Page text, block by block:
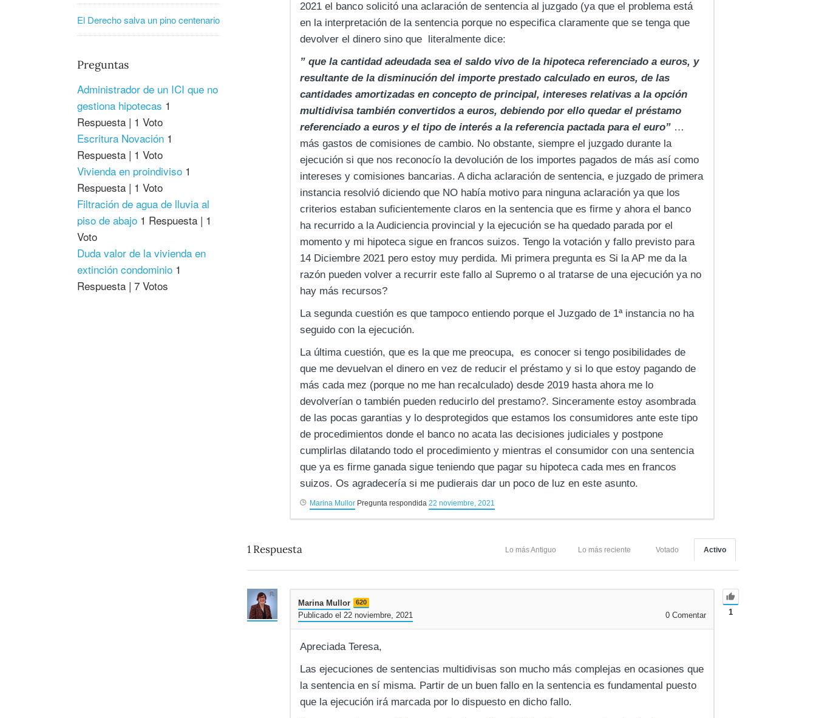
2021 el banco solicitó una aclaración de sentencia al juzgado (ya que el problema está
en la interpretación de la sentencia porque no especifica claramente que se tenga que
devolver el dinero sino que literalmente dice:
” que la cantidad adeudada sea el saldo vivo de la hipoteca referenciado a euros, y
resultante de la disminución del importe prestado calculado en euros, de las
cantidades amortizadas en concepto de principal, intereses relativas a la opción
multidivisa también convertidos a euros, debiendo por ello quedar el préstamo
referenciado a euros y el tipo de interés a la referencia pactada para el euro” …
más gastos de comisiones de cambio. No obstante, siempre el juzgado durante la
ejecución si que nos reconocío la devolución de los importes pagados de más así como
intereses y comisiones bancarias. A dicha aclaración de sentencia, e juzgado de primera
instancia resolvió diciendo que NO había motivo para ninguna aclaración ya que los
criterios estaban suficientemente claros en la sentencia que es firme y ahora el banco
ha recurrido a la Audiciencia provincial y la ejecución se ha quedado parada por el
momento y mi hipoteca sigue en francos suizos. Tengo la votación y fallo previsto para
14 Diciembre 2021 pero estoy muy perdida. Mi primera pregunta es Si la AP me da la
razón pueden volver a recurrir este fallo al Supremo o al tratarse de una ejecución ya no
hay más recursos?
La segunda cuestión es que tampoco entiendo porque el Juzgado de 1ª instancia no ha
seguido con la ejecución.
La última cuestión, que es la que me preocupa, es conocer si tengo posibilidades de
que me devuelvan el dinero en vez de reducir el préstamo y si lo que estoy pagando de
más cada mez (porque no me han recalculado) desde 2019 hasta ahora me lo
devolverían o también pueden reducirlo del prestamo?. Sinceramente estoy asombrada
de las pocas garantias y lo desprotegidos que estamos los consumidores ante este tipo
de procedimientos donde el banco no acata las decisiones judiciales y postpone
cumplirlas dilatando todo el procedimiento y mientras el consumidor con una sentencia
que ya es firme ganada sigue teniendo que pagar su hipoteca cada mes en francos
suizos. Os agradecería si me pudierais dar un poco de luz en este asunto.
Marina Mullor Pregunta respondida 22 noviembre, 2021
1 Respuesta Activo
Votado
Lo más reciente
Lo más Antiguo
1
Marina Mullor 620
Publicado el 22 noviembre, 2021 0 Comentar
Apreciada Teresa,
Las ejecuciones de sentencias multidivisas son mucho más complejas en ocasiones que
la sentencia en sí misma. Partir de un buen fallo en la sentencia es fundamental puesto
que la ejecución irá marcada por lo dispuesto en dicho fallo.
El Derecho salva un pino centenario
Preguntas
Administrador de un ICI que no
gestiona hipotecas 1
Respuesta | 1 Voto
Escritura Novación 1
Respuesta | 1 Voto
Vivienda en proindiviso 1
Respuesta | 1 Voto
Filtración de agua de lluvia al
piso de abajo 1 Respuesta | 1
Voto
Duda valor de la vivienda en
extinción condominio 1
Respuesta | 7 Votos